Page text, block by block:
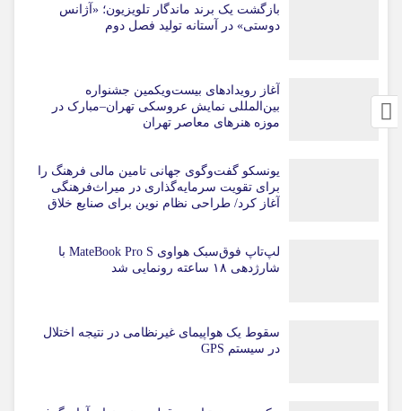
بازگشت یک برند ماندگار تلویزیون؛ «آژانس
دوستی» در آستانه تولید فصل دوم
آغاز رویدادهای بیست‌ویکمین جشنواره
بین‌المللی نمایش عروسکی تهران–مبارک در
موزه هنرهای معاصر تهران
یونسکو گفت‌وگوی جهانی تامین مالی فرهنگ را
برای تقویت سرمایه‌گذاری در میراث‌فرهنگی
آغاز کرد/ طراحی نظام نوین برای صنایع خلاق
لپ‌تاپ فوق‌سبک هواوی MateBook Pro S با
شارژدهی ۱۸ ساعته رونمایی شد
سقوط یک هواپیمای غیرنظامی در نتیجه اختلال
در سیستم‌ GPS